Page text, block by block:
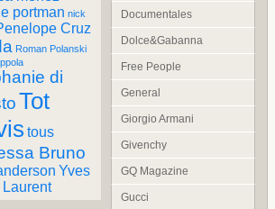
portman nick
Cruz
Roman Polanski
di
Tot
tous
Bruno
Yves
Documentales
Dolce&Gabanna
Free People
General
Giorgio Armani
Givenchy
GQ Magazine
Gucci